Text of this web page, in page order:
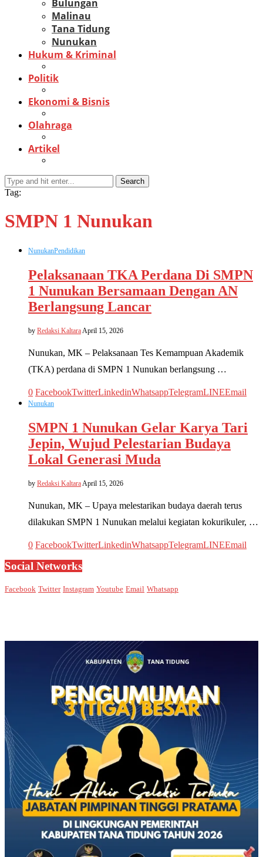
Bulungan
Malinau
Tana Tidung
Nunukan
Hukum & Kriminal
Politik
Ekonomi & Bisnis
Olahraga
Artikel
Search
Tag:
SMPN 1 Nunukan
NunukanPendidikan
Pelaksanaan TKA Perdana Di SMPN
1 Nunukan Bersamaan Dengan AN
Berlangsung Lancar
by Redaksi Kaltara April 15, 2026
Nunukan, MK – Pelaksanaan Tes Kemampuan Akademik
(TKA) perdana di SMPN 1 Nunukan berlangsung …
0 FacebookTwitterLinkedinWhatsappTelegramLINEEmail
Nunukan
SMPN 1 Nunukan Gelar Karya Tari
Jepin, Wujud Pelestarian Budaya
Lokal Generasi Muda
by Redaksi Kaltara April 15, 2026
Nunukan, MK – Upaya melestarikan budaya daerah terus
dilakukan SMPN 1 Nunukan melalui kegiatan kokurikuler, …
0 FacebookTwitterLinkedinWhatsappTelegramLINEEmail
Social Networks
Facebook Twitter Instagram Youtube Email Whatsapp